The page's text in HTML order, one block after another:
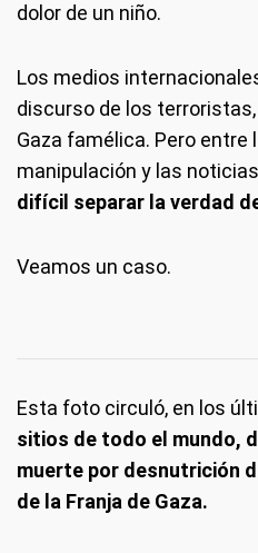
dolor de un niño.
Los medios
discurso de los
Gaza famélica. Pero entre
manipulación y las
difícil separar la verdad
Veamos un caso.
Esta foto circuló, en los
sitios de todo el mundo,
muerte por desnutrición
de la Franja de Gaza.